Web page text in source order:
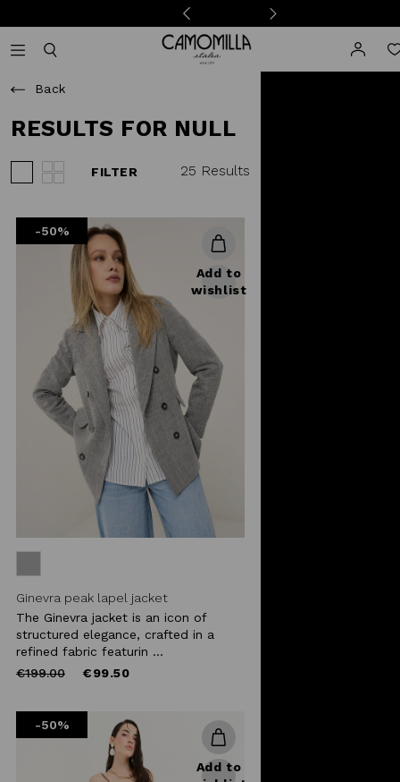
Camomilla Italia®
Back
RESULTS FOR NULL
FILTER 25 Results
-50%
Add to
wishlist
Ginevra peak lapel jacket
The Ginevra jacket is an icon of
structured elegance, crafted in a
refined fabric featurin ...
Price
€199.00to €99.50
-50%
Add to